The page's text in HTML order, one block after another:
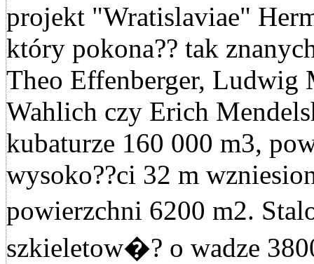
projekt "Wratislaviae"
który pokona?? tak
Theo Effenberger, Ludwig
Wahlich czy Erich
kubaturze 160 000 m3,
wysoko??ci 32 m
powierzchni 6200 m2.
szkieletow�? o wadze